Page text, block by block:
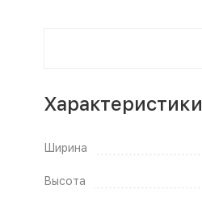
Характеристики
Ширина
Высота